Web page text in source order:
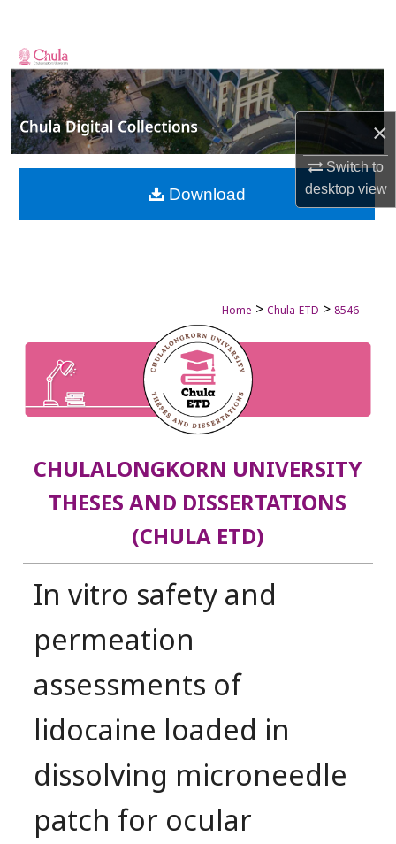
×
Switch to
desktopview
Browse Collections
My Account
About
Digital Commons Network™
Home > Chula-ETD > 8546
CHULALONGKORN UNIVERSITY
THESES AND DISSERTATIONS
(CHULA ETD)
In vitro safety and
permeation
assessments of
lidocaine loaded in
dissolving microneedle
patch for ocular
Download